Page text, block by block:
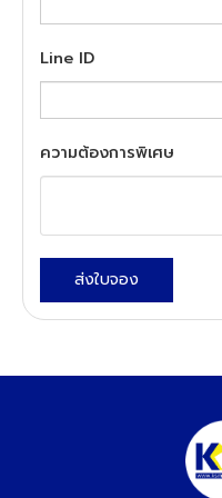
Line ID
ความต้องการพิเศษ
ส่งใบจอง